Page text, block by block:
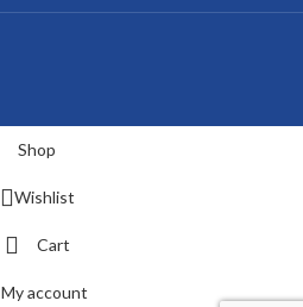
Shop
Wishlist
Cart
My account